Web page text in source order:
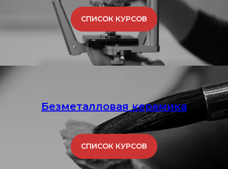
СПИСОК КУРСОВ
Безметалловая керамика
СПИСОК КУРСОВ